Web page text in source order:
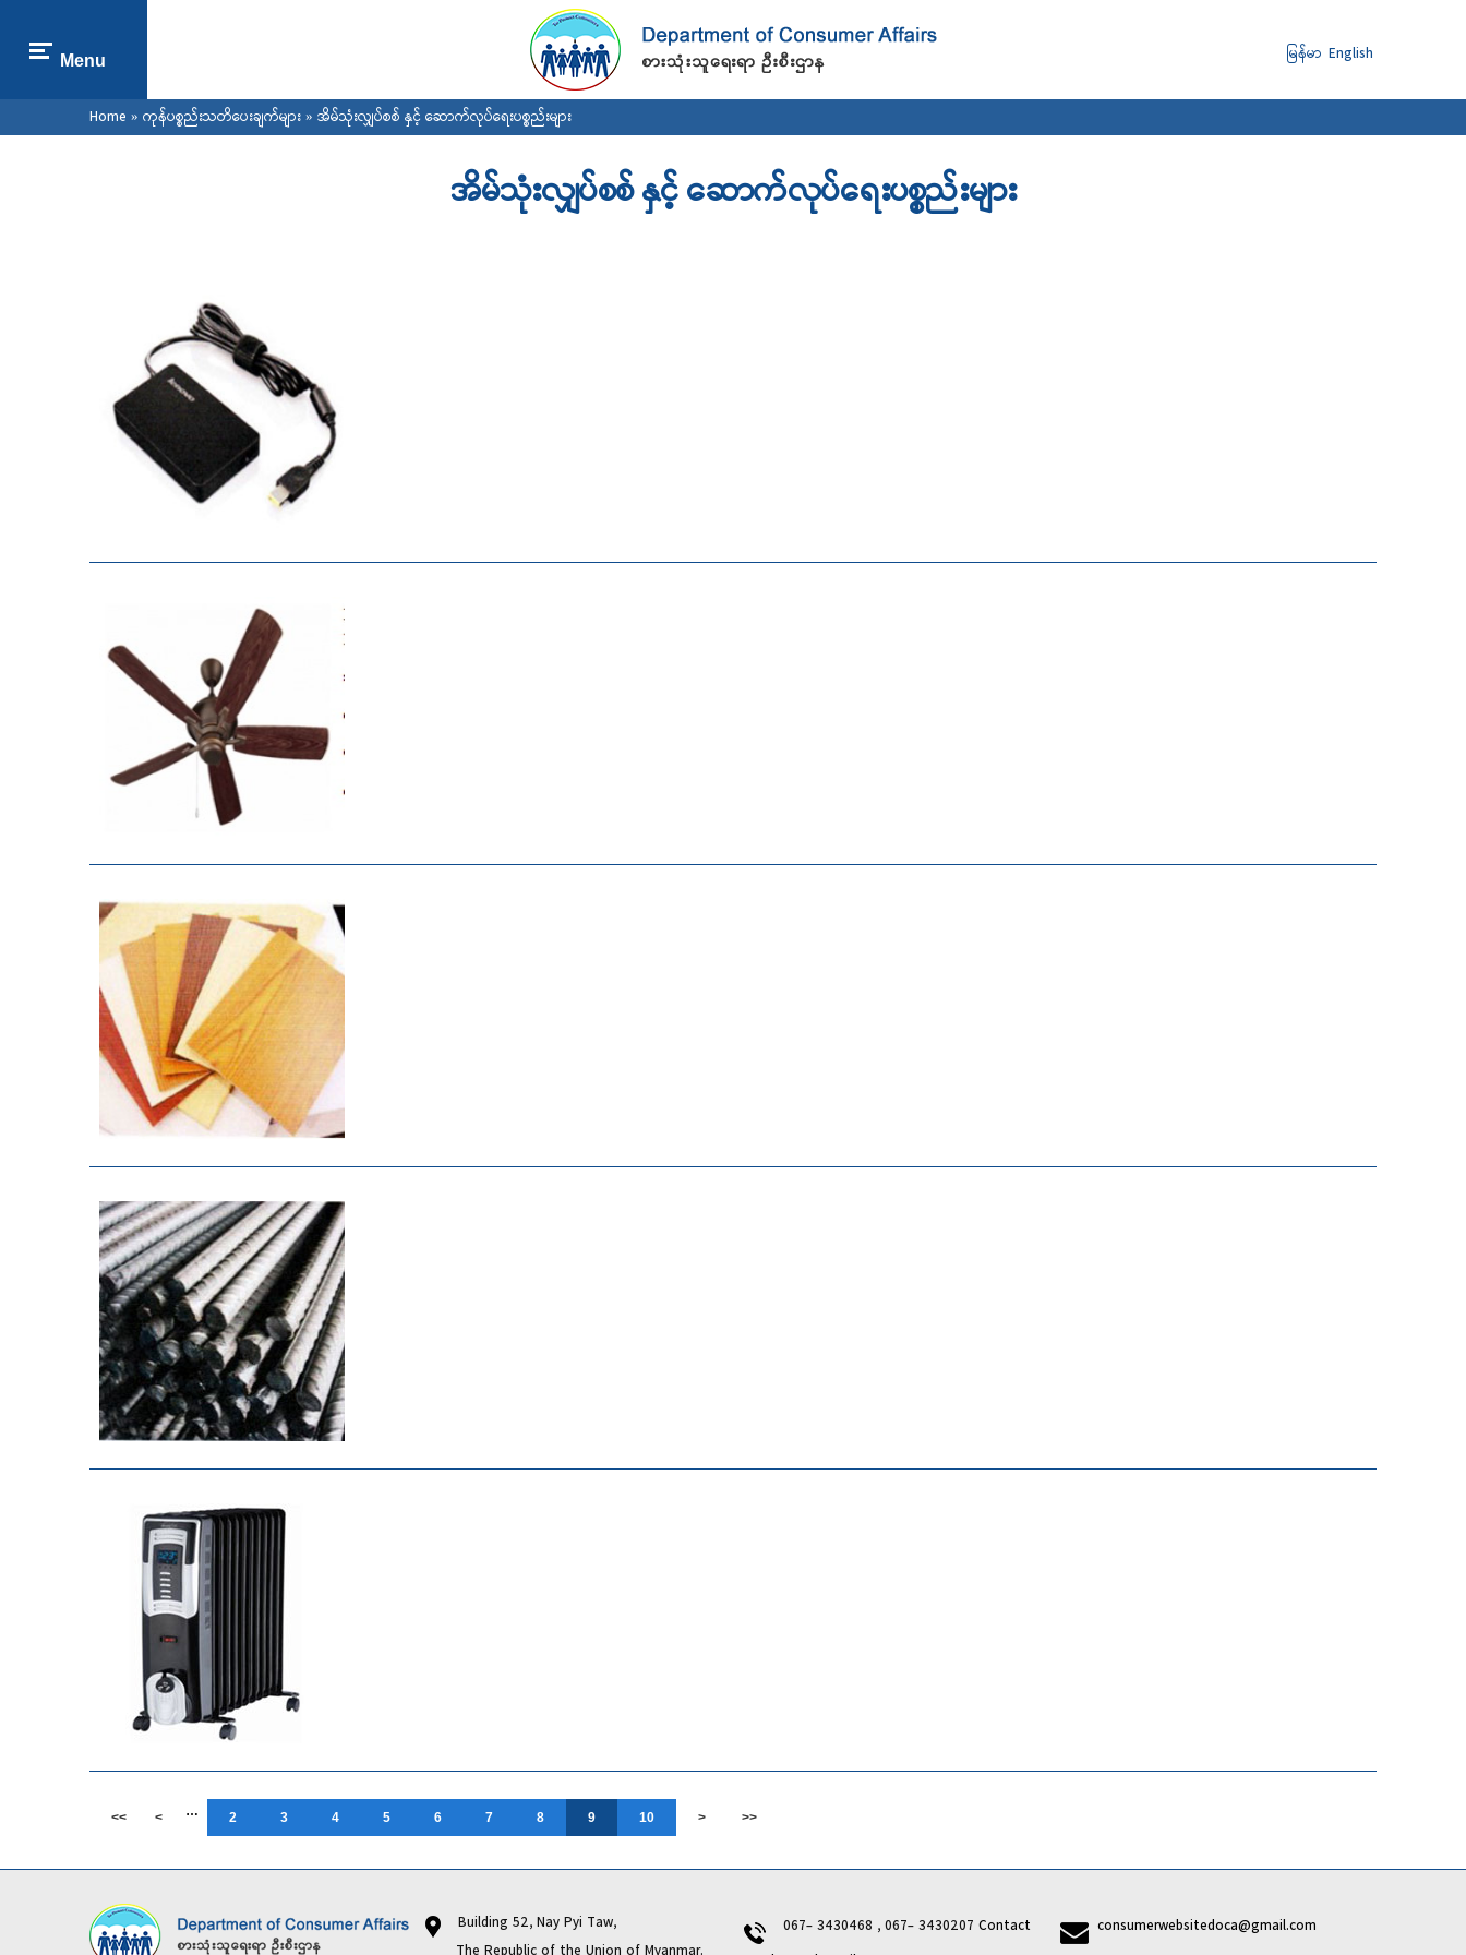
main
content
မြန်မာ English
Menu
You are here
Home » ကုန်ပစ္စည်းသတိပေးချက်များ» အိမ်သုံးလျှပ်စစ် နှင့် ဆောက်လုပ်ရေးပစ္စည်းများ
အိမ်သုံးလျှပ်စစ် နှင့် ဆောက်လုပ်ရေးပစ္စည်းများ
<< < … 2 3 4 5 6 7 8 9 10 > >>
Building 52, Nay Pyi Taw,
067- 3430468 , 067- 3430207 Contact
consumerwebsitedoca@gmail.com